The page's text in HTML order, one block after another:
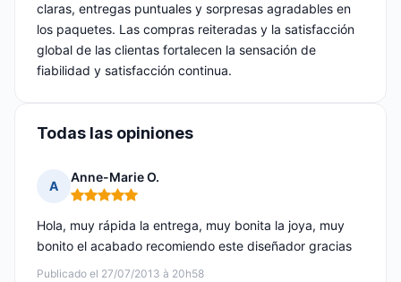
claras, entregas puntuales y sorpresas agradables en
los paquetes. Las compras reiteradas y la satisfacción
global de las clientas fortalecen la sensación de
fiabilidad y satisfacción continua.
Todas las opiniones
A
Anne-Marie O.
Nota: 5 de 5
Publicado el 27/07/2013 à 20h58
Hola, muy rápida la entrega, muy bonita la joya, muy
bonito el acabado recomiendo este diseñador gracias